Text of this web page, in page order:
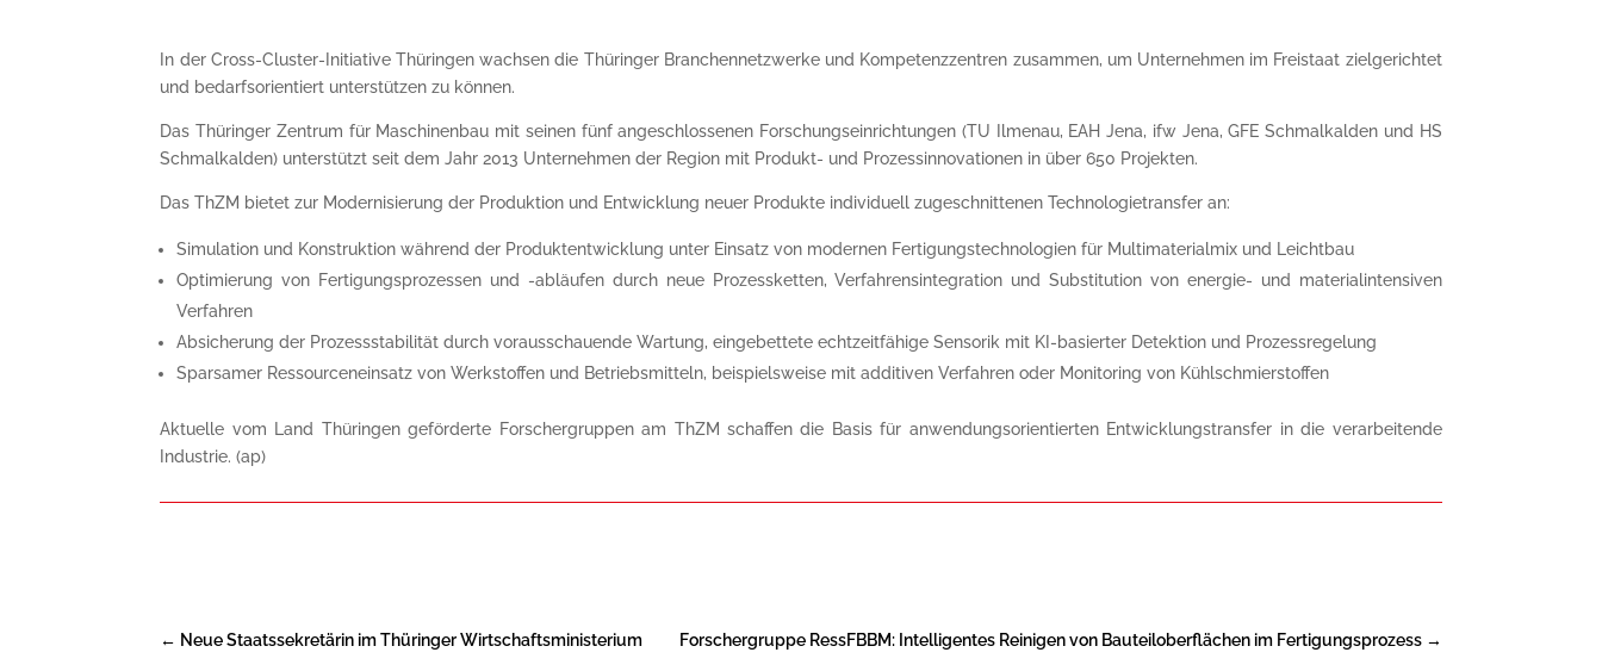
In der Cross-Cluster-Initiative Thüringen wachsen die Thüringer Branchennetzwerke und Kompetenzzentren zusammen, um Unternehmen im Freistaat zielgerichtet
und bedarfsorientiert unterstützen zu können.
Das Thüringer Zentrum für Maschinenbau mit seinen fünf angeschlossenen Forschungseinrichtungen (TU Ilmenau, EAH Jena, ifw Jena, GFE Schmalkalden und HS
Schmalkalden) unterstützt seit dem Jahr 2013 Unternehmen der Region mit Produkt- und Prozessinnovationen in über 650 Projekten.
Das ThZM bietet zur Modernisierung der Produktion und Entwicklung neuer Produkte individuell zugeschnittenen Technologietransfer an:
Simulation und Konstruktion während der Produktentwicklung unter Einsatz von modernen Fertigungstechnologien für Multimaterialmix und Leichtbau
Optimierung von Fertigungsprozessen und -abläufen durch neue Prozessketten, Verfahrensintegration und Substitution von energie- und materialintensiven
Verfahren
Absicherung der Prozessstabilität durch vorausschauende Wartung, eingebettete echtzeitfähige Sensorik mit KI-basierter Detektion und Prozessregelung
Sparsamer Ressourceneinsatz von Werkstoffen und Betriebsmitteln, beispielsweise mit additiven Verfahren oder Monitoring von Kühlschmierstoffen
Aktuelle vom Land Thüringen geförderte Forschergruppen am ThZM schaffen die Basis für anwendungsorientierten Entwicklungstransfer in die verarbeitende
Industrie. (ap)
← Neue Staatssekretärin im Thüringer Wirtschaftsministerium Forschergruppe RessFBBM: Intelligentes Reinigen von Bauteiloberflächen im Fertigungsprozess→